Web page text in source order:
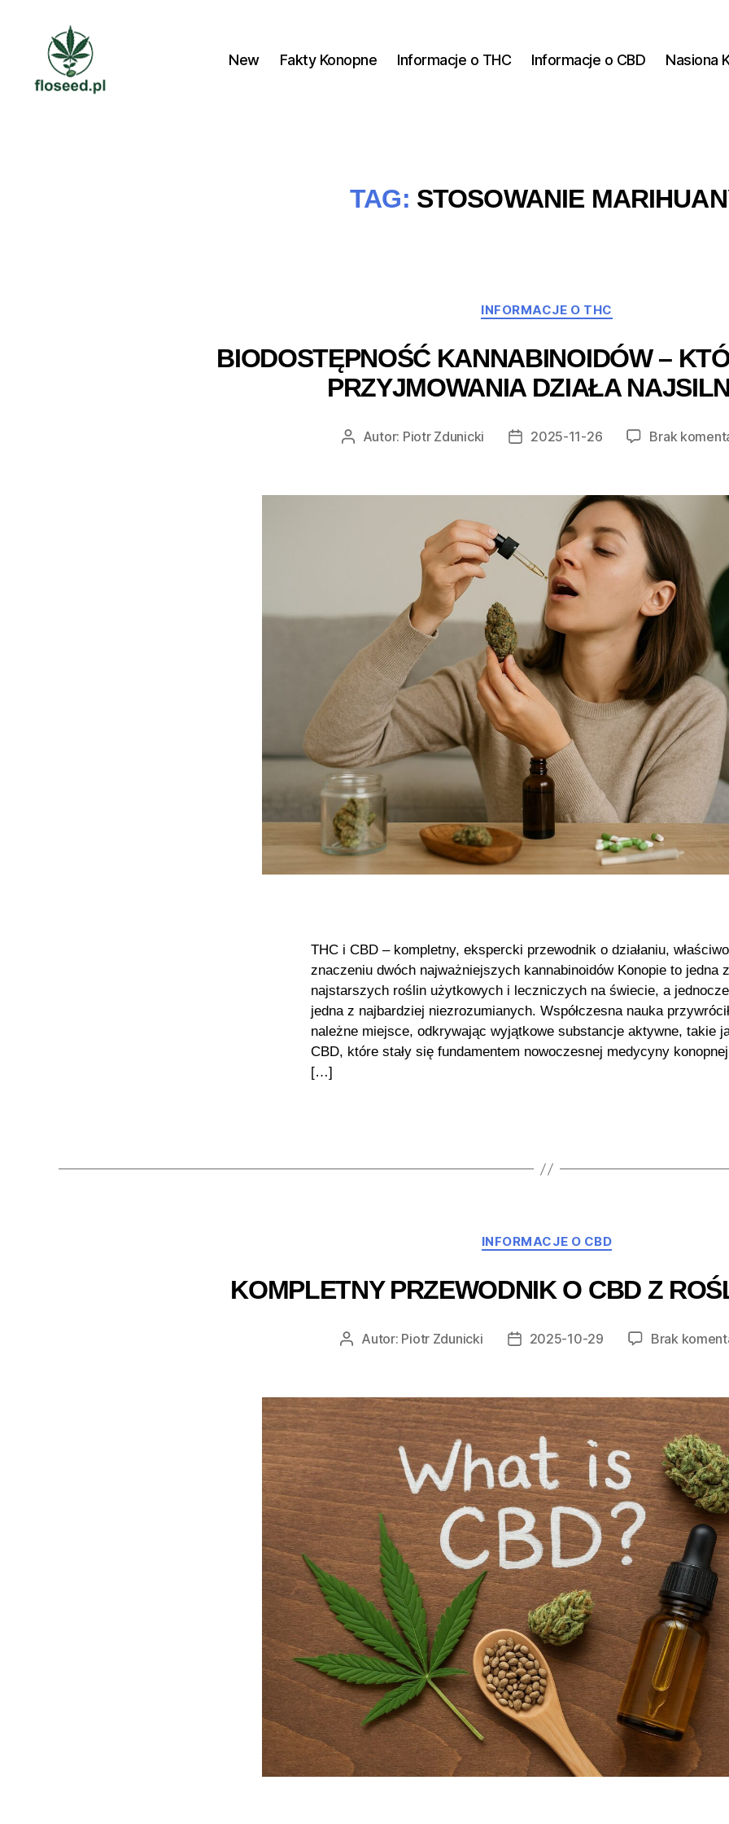
New Fakty Konopne Informacje o THC Informacje o CBD Nasiona
TAG: STOSOWANIE
Kategorie
INFORMACJE O THC
BIODOSTĘPNOŚĆ KANNABINOIDÓW –
PRZYJMOWANIA DZIAŁA
AutorAutor: Piotr Zdunicki
Data2025-11-26 Brak
THC i CBD – kompletny, ekspercki przewodnik o działaniu,
znaczeniu dwóch najważniejszych kannabinoidów Konopie to jedna z
najstarszych roślin użytkowych i leczniczych na świecie, a
jedna z najbardziej niezrozumianych. Współczesna nauka
należne miejsce, odkrywając wyjątkowe substancje aktywne, takie
CBD, które stały się fundamentem nowoczesnej medycyny
[…]
Kategorie
INFORMACJE O CBD
KOMPLETNY PRZEWODNIK O CBD Z
AutorAutor: Piotr Zdunicki
Data2025-10-29 Brak